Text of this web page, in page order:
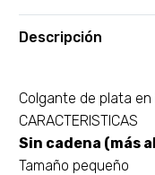
Descripción
Colgante de plata en
CARACTERISTICAS
Sin cadena (más
Tamaño pequeño